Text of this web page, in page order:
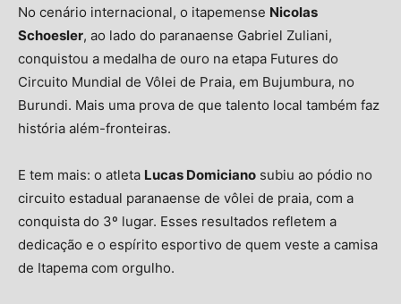
No cenário internacional, o itapemense Nicolas
Schoesler, ao lado do paranaense Gabriel Zuliani,
conquistou a medalha de ouro na etapa Futures do
Circuito Mundial de Vôlei de Praia, em Bujumbura, no
Burundi. Mais uma prova de que talento local também faz
história além-fronteiras.
E tem mais: o atleta Lucas Domiciano subiu ao pódio no
circuito estadual paranaense de vôlei de praia, com a
conquista do 3º lugar. Esses resultados refletem a
dedicação e o espírito esportivo de quem veste a camisa
de Itapema com orgulho.